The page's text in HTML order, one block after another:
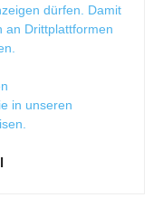
dürfen. Damit
an Drittplattformen
in unseren
.